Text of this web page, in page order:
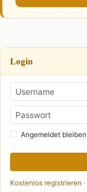
Login
Angemeldet bleiben
Kostenlos registrieren ·